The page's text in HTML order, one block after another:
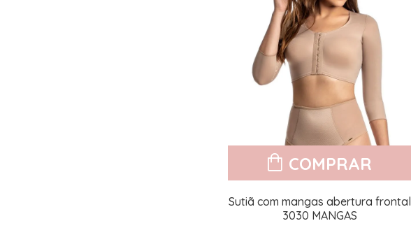
COMPRAR
Sutiã com mangas abertura frontal
3030 MANGAS